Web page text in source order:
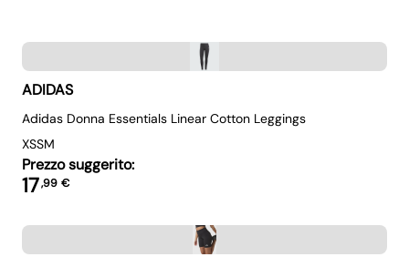
ADIDAS
Adidas Donna Essentials Linear Cotton Leggings
XSSM
Prezzo suggerito:
17,99 €